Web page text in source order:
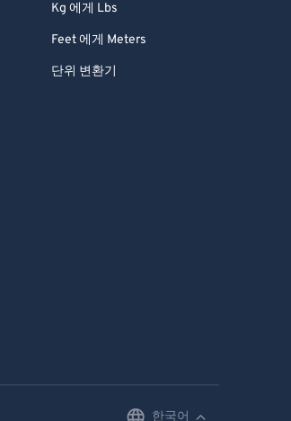
Kg 에게 Lbs
Feet 에게 Meters
단위 변환기
한국어